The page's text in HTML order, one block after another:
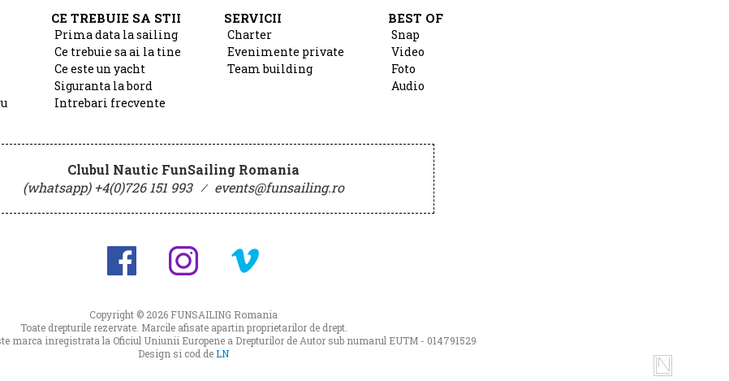
CE TREBUIE SA STII
Prima data la sailing
Ce trebuie sa ai la tine
Ce este un yacht
Siguranta la bord
Intrebari frecvente
SERVICII
Charter
Evenimente private
Team building
BEST OF
Snap
Video
Foto
Audio
Clubul Nautic FunSailing Romania
(whatsapp) +4(0)726 151 993 ⁄ events@funsailing.ro
Copyright © 2026 FUNSAILING Romania
Toate drepturile rezervate. Marcile afisate apartin proprietarilor de drept.
marca inregistrata la Oficiul Uniunii Europene a Drepturilor de Autor sub numarul EUTM - 014791529
Design si cod deLN